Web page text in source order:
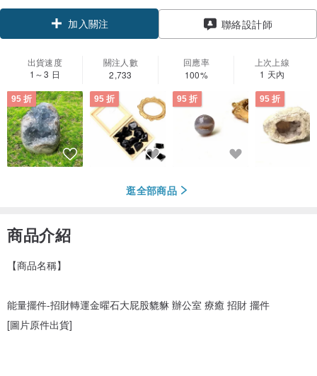
加入關注 聯絡設計師
出貨速度
1～3 日
關注人數
2,733
回應率
100%
上次上線
1 天內
95 折 95 折 95 折 95 折
逛全部商品
商品介紹
【商品名稱】
能量擺件-招財轉運金曜石大屁股貔貅 辦公室 療癒 招財 擺件
[圖片原件出貨]